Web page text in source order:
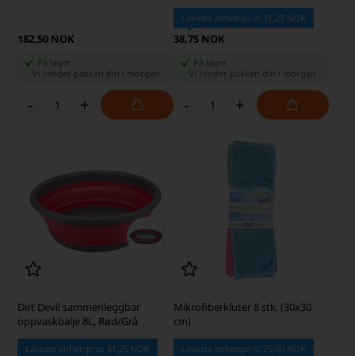
182,50 NOK
På lager
-Vi sender pakken din i morgen
- +
Laveste enhetspris: 31,25 NOK
38,75 NOK
På lager
Vi sender pakken din i morgen
- +
Dirt Devil sammenleggbar
oppvaskbalje 8L, Rød/Grå
Laveste enhetspris: 61,25 NOK
Mikrofiberkluter 8 stk. (30x30
cm)
Laveste enhetspris: 25,00 NOK